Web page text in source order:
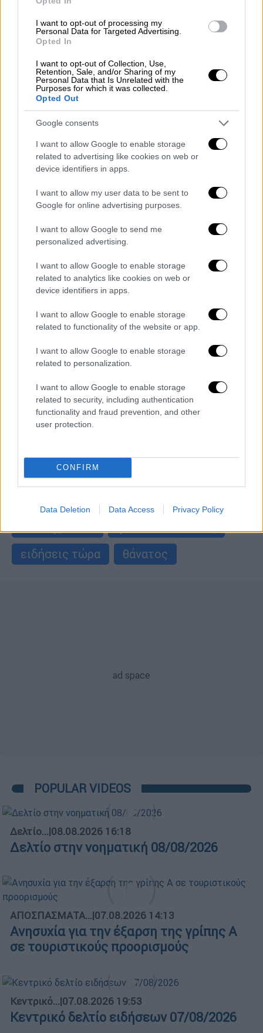
I want to opt-out of processing my
Personal Data for Targeted Advertising.
Opted In
I want to opt-out of Collection, Use,
Retention, Sale, and/or Sharing of my
Personal Data that Is Unrelated with the
Purposes for which it was collected.
Opted Out
Google consents
I want to allow Google to enable storage
related to advertising like cookies on web or
device identifiers in apps.
I want to allow my user data to be sent to
Google for online advertising purposes.
I want to allow Google to send me
personalized advertising.
I want to allow Google to enable storage
related to analytics like cookies on web or
device identifiers in apps.
I want to allow Google to enable storage
related to functionality of the website or app.
I want to allow Google to enable storage
related to personalization.
I want to allow Google to enable storage
related to security, including authentication
functionality and fraud prevention, and other
user protection.
CONFIRM
Data Deletion Data Access Privacy Policy
Open life|23.06.2020 18:09
Δωρεάν ψυχοθεραπεία: Δημόσιες δομές
Σε κάθε μία από τις παρακάτω δομές
δίνεται και ένα τηλέφωνο, καθώς
χρειάζεται πρώτα να κλείσουμε ραντεβού
| 01.02.2019 18:09
Οι «πρωινοί» τύποι είναι πιο
ευτυχισμένοι
νωρίς κινδυνεύουν λιγότερο από κατάθλιψη
ΑΛΛΑ #TAGS
ειδήσεις τώρα
θάνατος
POPULAR VIDEOS
Δελτίο...|08.08.2026 16:18
Δελτίο στην νοηματική 08/08/2026
ΑΠΟΣΠΑΣΜΑΤΑ...|07.08.2026 14:13
Ανησυχία για την έξαρση της γρίπης Α
σε τουριστικούς προορισμούς
Κεντρικό...|07.08.2026 19:53
Κεντρικό δελτίο ειδήσεων 07/08/2026